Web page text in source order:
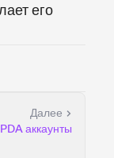
его
Далее
PDA аккаунты